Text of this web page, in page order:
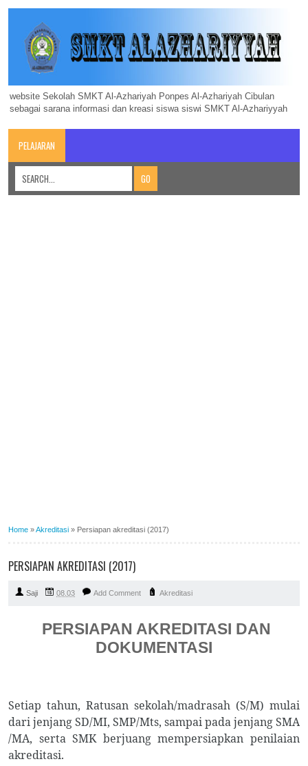
website Sekolah SMKT Al-Azhariyah Ponpes Al-Azhariyah Cibulan
sebagai sarana informasi dan kreasi siswa siswi SMKT Al-Azhariyyah
PELAJARAN
Home »Akreditasi » Persiapan akreditasi (2017)
PERSIAPAN AKREDITASI (2017)
Saji 08.03 Add Comment Akreditasi
PERSIAPAN AKREDITASI DAN
DOKUMENTASI
Setiap tahun, Ratusan sekolah/madrasah (S/M) mulai
dari jenjang SD/MI, SMP/Mts, sampai pada jenjang SMA
/MA, serta SMK berjuang mempersiapkan penilaian
akreditasi.